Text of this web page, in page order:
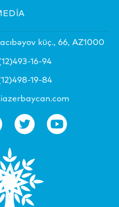
küç., 66, AZ1000
16-94
19-84